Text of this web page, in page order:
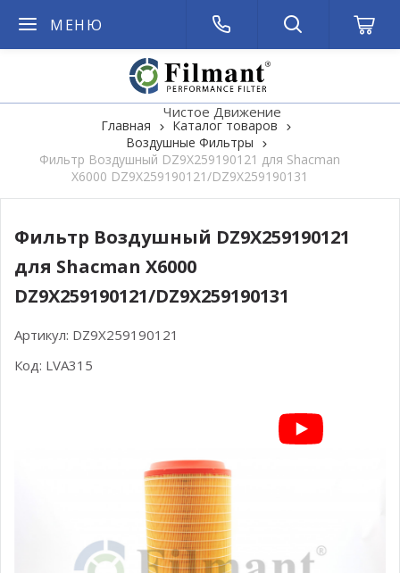
МЕНЮ
Чистое Движение
Главная
Каталог товаров
Воздушные Фильтры
Фильтр Воздушный DZ9X259190121 для Shacman
X6000 DZ9X259190121/DZ9X259190131
Фильтр Воздушный DZ9X259190121
для Shacman X6000
DZ9X259190121/DZ9X259190131
Артикул: DZ9X259190121
Код: LVA315